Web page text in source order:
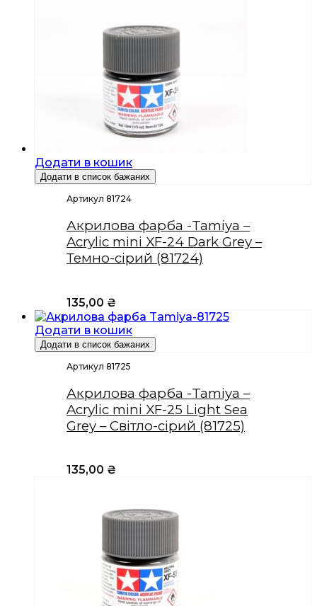
Додати в кошик
Додати в список бажаних
Артикул 81724
Акрилова фарба -Tamiya –
Acrylic mini XF-24 Dark Grey –
Темно-сірий (81724)
135,00 ₴
Додати в кошик
Додати в список бажаних
Артикул 81725
Акрилова фарба -Tamiya –
Acrylic mini XF-25 Light Sea
Grey – Світло-сірий (81725)
135,00 ₴